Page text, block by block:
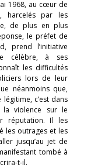
1968, au cœur de
harcelés par les
de plus en plus
le préfet de
prend l’initiative
célèbre, à ses
les difficultés
lors de leur
néanmoins que,
c’est dans
la violence sur le
réputation. Il les
les outrages et les
jusqu’au jet de
tombé à
t-il.